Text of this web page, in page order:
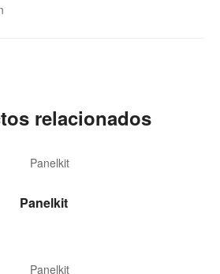
relacionados
LEER MÁS
Panelkit